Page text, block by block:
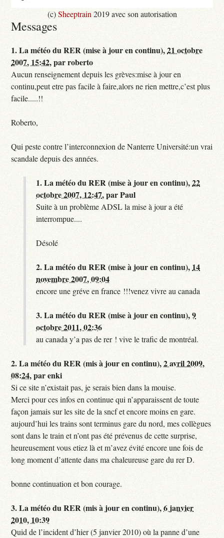
(c)Sheeptrain 2019 avec son autorisation
Messages
1.La météo du RER (mise à jour en continu),21 octobre
2007, 15:42,parroberto
Aucun renseignement depuis les grèves:mise à jour en
continu,peut etre pas facile à faire,alors ne rien mettre,c’est plus
facile.....!!
Roberto,
Qui peste contre l’interconnexion de Nanterre Université:un vrai
scandale depuis des années.
1.La météo du RER (mise à jour en continu),22
octobre 2007, 12:47,parPaul
Suite à un problème ADSL la mise à jour a été
interrompue....
Désolé
2.La météo du RER (mise à jour en continu), 14
novembre 2007, 09:04
encore une gréve en france !!!venez vivre au canada
3.La météo du RER (mise à jour en continu),9
octobre 2011, 02:36
au canada y’a pas de rer ! vive le trafic de montréal.
2.La météo du RER (mis à jour en continu),2 avril 2009,
08:24,parenki
Si ce site n’existait pas, je serais bien dans la mouise.
Merci pour ces infos en continue qui n’apparaissent de toute
façon jamais sur les site de la sncf et encore moins en gare.
aujourd’hui les trains sont terminus gare du nord, mes collègues
sont dans le train et n’ont pas été prévenus de cette surprise,
heureusement vous etiez là et m’avez évité encore une fois de
long moment d’attente dans ma chaleureuse gare du rer D.
bonne continuation et bon courage.
3.La météo du RER (mis à jour en continu),6 janvier
2010, 10:39
Quid de l’incident d’hier (5 janvier 2010) où la panne d’une